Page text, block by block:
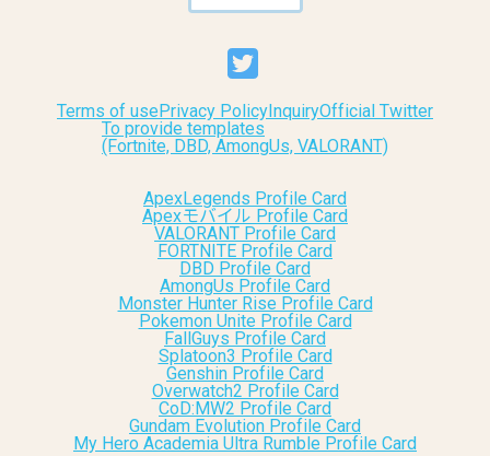
Terms of usePrivacy Policy InquiryOfficial Twitter
To provide templates
(Fortnite, DBD, AmongUs, VALORANT)
ApexLegends Profile Card
Apexモバイル Profile Card
VALORANT Profile Card
FORTNITE Profile Card
DBD Profile Card
AmongUs Profile Card
Monster Hunter Rise Profile Card
Pokemon Unite Profile Card
FallGuys Profile Card
Splatoon3 Profile Card
Genshin Profile Card
Overwatch2 Profile Card
CoD:MW2 Profile Card
Gundam Evolution Profile Card
My Hero Academia Ultra Rumble Profile Card